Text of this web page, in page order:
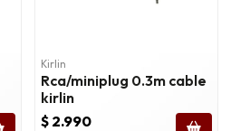
Kirlin
Rca/miniplug 0.3m cable
kirlin
$ 2.990